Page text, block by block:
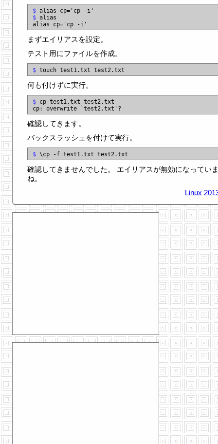
$
$ alias
まずエイリアスを設定。
テスト用にファイルを作成。
$
何も付けずに実行。
$ cp test1.txt test2.txt
確認してきます。
バックスラッシュを付けて実行。
$
確認してきませんでした。 エイリアスが無効になってい
ね。
Linux